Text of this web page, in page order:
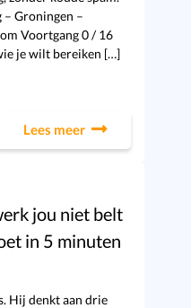
– Groningen –
Voortgang 0 / 16
je wilt bereiken […]
Lees meer
jou niet belt
in 5 minuten
Hij denkt aan drie